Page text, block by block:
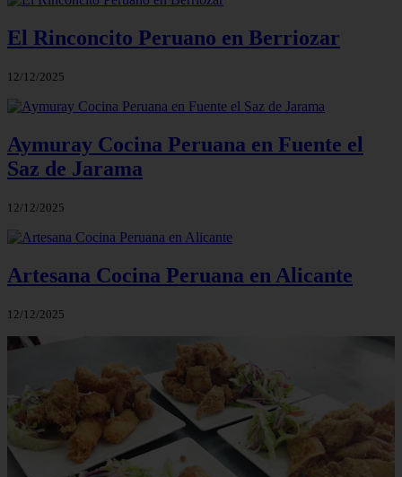
El Rinconcito Peruano en Berriozar
12/12/2025
Aymuray Cocina Peruana en Fuente el
Saz de Jarama
12/12/2025
Artesana Cocina Peruana en Alicante
12/12/2025